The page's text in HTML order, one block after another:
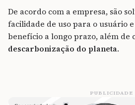
De acordo com a empresa, são
facilidade de uso para o usuário
benefício a longo prazo, além
descarbonização do planeta.
PUBLICIDADE